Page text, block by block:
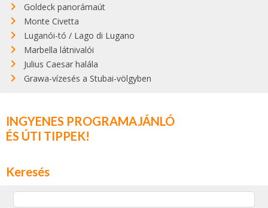
Goldeck panorámaút
Monte Civetta
Luganói-tó / Lago di Lugano
Marbella látnivalói
Julius Caesar halála
Grawa-vízesés a Stubai-völgyben
INGYENES PROGRAMAJÁNLÓ
ÉS ÚTI TIPPEK!
Keresés